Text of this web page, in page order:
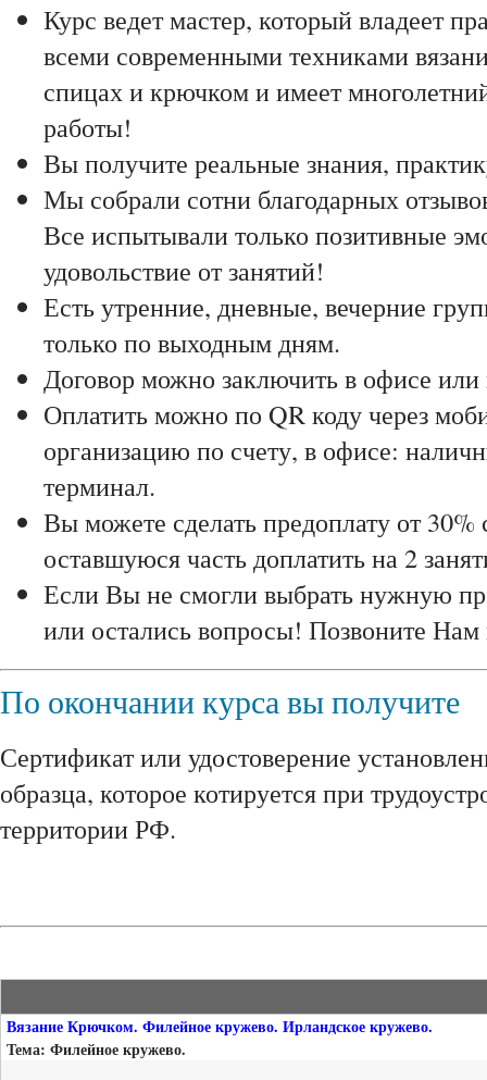
Курс ведет мастер, который владеет
всеми современными техниками
спицах и крючком и имеет
работы!
Вы получите реальные знания,
Мы собрали сотни благодарных
Все испытывали только позитивные
удовольствие от занятий!
Есть утренние, дневные, вечерние
только по выходным дням.
Договор можно заключить в офисе или
Оплатить можно по QR коду через
организацию по счету, в офисе:
терминал.
Вы можете сделать предоплату от 30%
оставшуюся часть доплатить на 2
Если Вы не смогли выбрать нужную
или остались вопросы! Позвоните
По окончании курса вы получите
Сертификат или удостоверение
образца, которое котируется при
территории РФ.
Вязание Крючком. Филейное кружево. Ирландское кружево.
Тема: Филейное кружево.